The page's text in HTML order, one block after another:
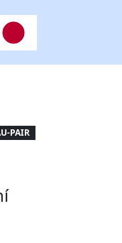
PAIR